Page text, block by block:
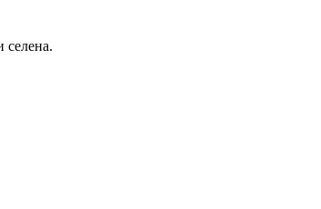
селена.